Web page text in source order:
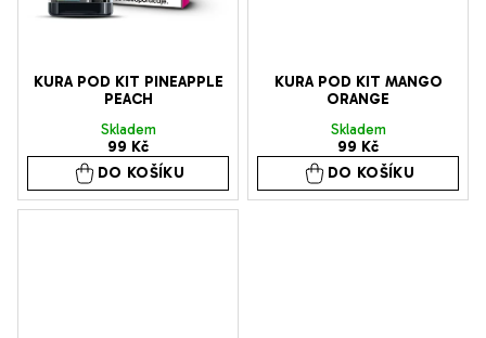
KURA POD KIT PINEAPPLE
PEACH
Skladem
99 Kč
DO KOŠÍKU
KURA POD KIT MANGO
ORANGE
Skladem
99 Kč
DO KOŠÍKU